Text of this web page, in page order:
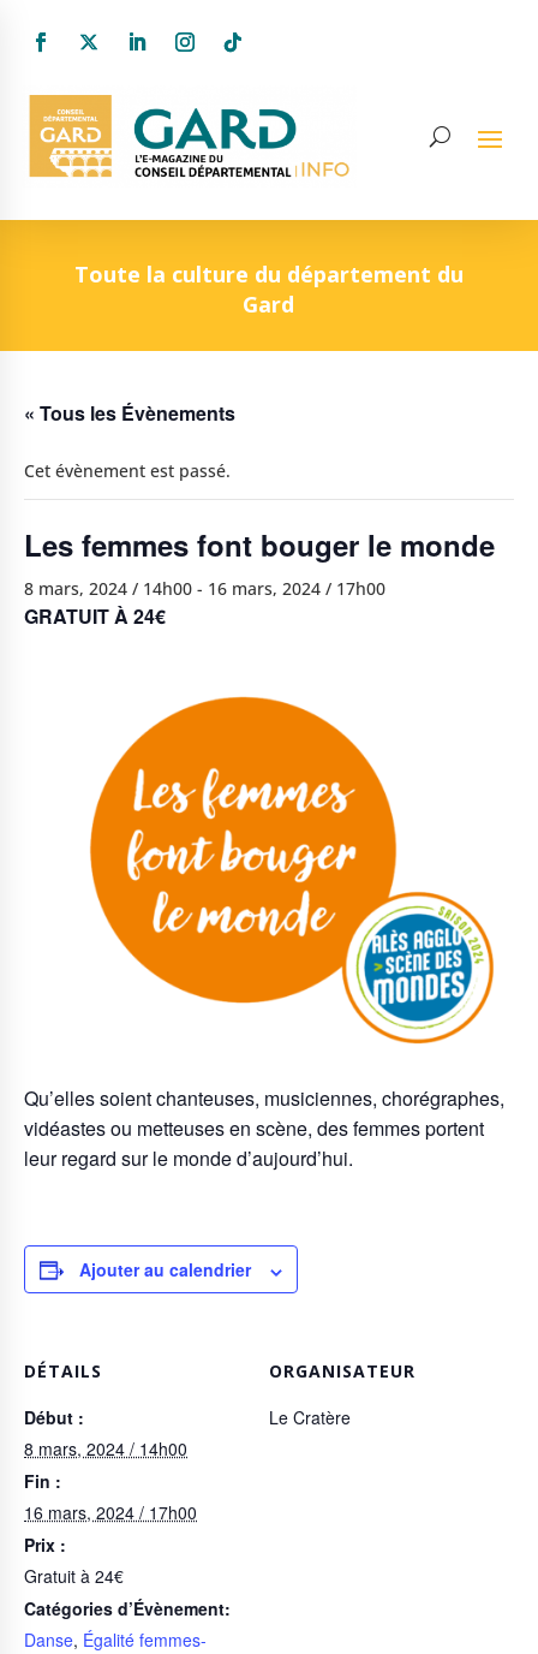
Toute la culture du département du
Gard
« Tous les Évènements
Cet évènement est passé.
Les femmes font bouger le monde
8 mars, 2024 / 14h00 - 16 mars, 2024 / 17h00
GRATUIT À 24€
Qu’elles soient chanteuses, musiciennes, chorégraphes,
vidéastes ou metteuses en scène, des femmes portent
leur regard sur le monde d’aujourd’hui.
Ajouter au calendrier
DÉTAILS
Début :
8 mars, 2024 / 14h00
Fin :
16 mars, 2024 / 17h00
Prix :
Gratuit à 24€
Catégories d’Évènement:
Danse, Égalité femmes-
ORGANISATEUR
Le Cratère